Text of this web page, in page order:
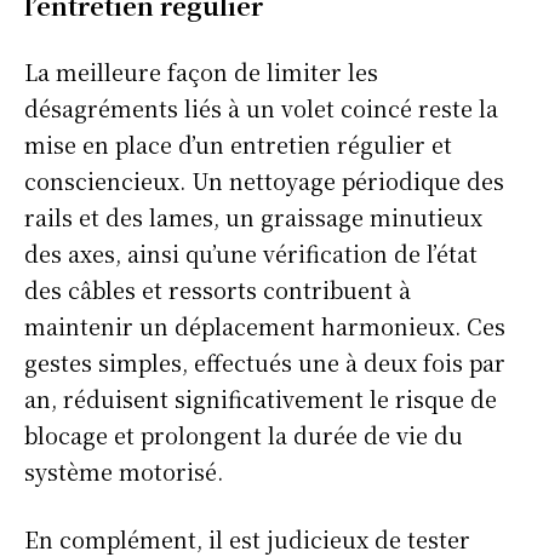
La meilleure façon de limiter les
désagréments liés à un volet coincé reste la
mise en place d’un entretien régulier et
consciencieux. Un nettoyage périodique des
rails et des lames, un graissage minutieux
des axes, ainsi qu’une vérification de l’état
des câbles et ressorts contribuent à
maintenir un déplacement harmonieux. Ces
gestes simples, effectués une à deux fois par
an, réduisent significativement le risque de
blocage et prolongent la durée de vie du
système motorisé.
En complément, il est judicieux de tester